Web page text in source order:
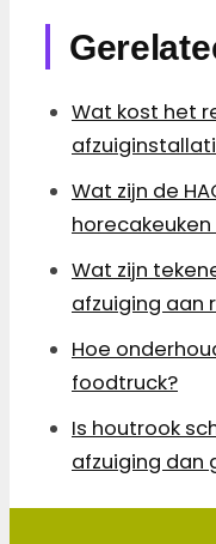
Wat kost het
Wat zijn de
horecakeuken
Wat zijn
afzuiging aan
Hoe
foodtruck?
Is houtrook
afzuiging dan